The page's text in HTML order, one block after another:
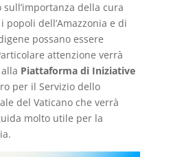
della cura
popoli dell’Amazzonia e di
possano essere
attenzione verrà
Piattaforma di Iniziative
per il Servizio dello
del Vaticano che verrà
molto utile per la